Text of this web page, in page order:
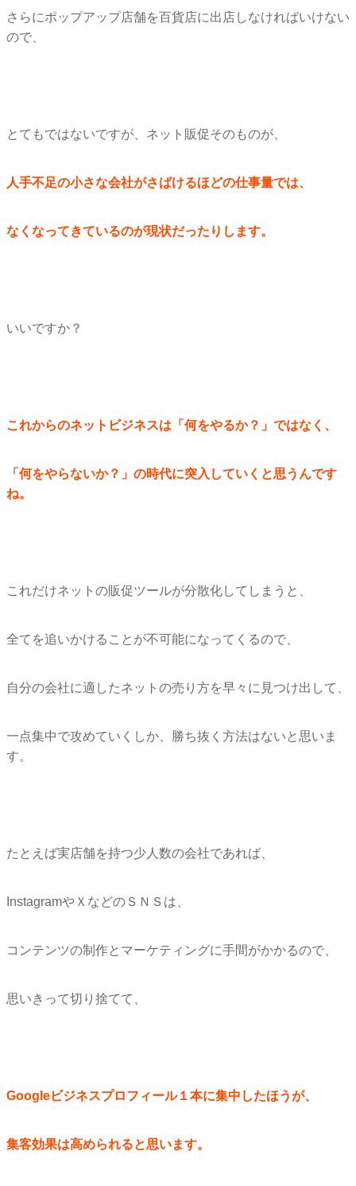
さらにポップアップ店舗を百貨店に出店しなければいけない
ので、
とてもではないですが、ネット販促そのものが、
人手不足の小さな会社がさばけるほどの仕事量では、
なくなってきているのが現状だったりします。
いいですか？
これからのネットビジネスは「何をやるか？」ではなく、
「何をやらないか？」の時代に突入していくと思うんです
ね。
これだけネットの販促ツールが分散化してしまうと、
全てを追いかけることが不可能になってくるので、
自分の会社に適したネットの売り方を早々に見つけ出して、
一点集中で攻めていくしか、勝ち抜く方法はないと思いま
す。
たとえば実店舗を持つ少人数の会社であれば、
InstagramやＸなどのＳＮＳは、
コンテンツの制作とマーケティングに手間がかかるので、
思いきって切り捨てて、
Googleビジネスプロフィール１本に集中したほうが、
集客効果は高められると思います。